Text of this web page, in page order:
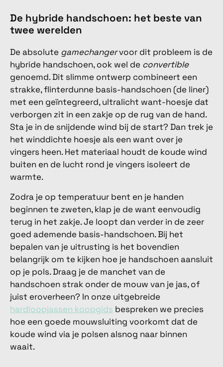
De hybride handschoen: het beste van
twee werelden
De absolute gamechangervoor dit probleem is de
hybride handschoen, ook wel de convertible
genoemd. Dit slimme ontwerp combineert een
strakke, flinterdunne basis-handschoen (de liner)
met een geïntegreerd, ultralicht want-hoesje dat
verborgen zit in een zakje op de rug van de hand.
Sta je in de snijdende wind bij de start? Dan trek je
het winddichte hoesje als een want over je
vingers heen. Het materiaal houdt de koude wind
buiten en de lucht rond je vingers isoleert de
warmte.
Zodra je op temperatuur bent en je handen
beginnen te zweten, klap je de want eenvoudig
terug in het zakje. Je loopt dan verder in de zeer
goed ademende basis-handschoen. Bij het
bepalen van je uitrusting is het bovendien
belangrijk om te kijken hoe je handschoen aansluit
op je pols. Draag je de manchet van de
handschoen strak onder de mouw van je jas, of
juist eroverheen? In onze uitgebreide
hardloopjassen koopgids bespreken we precies
hoe een goede mouwsluiting voorkomt dat de
koude wind via je polsen alsnog naar binnen
waait.